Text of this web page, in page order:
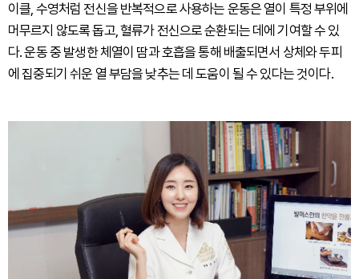
이클, 수영처럼 전신을 반복적으로 사용하는 운동은 열이 특정 부위에
머무르지 않도록 돕고, 혈류가 전신으로 순환되는 데에 기여할 수 있
다. 운동 중 발생한 체열이 땀과 호흡을 통해 배출되면서 상체와 두피
에 집중되기 쉬운 열 부담을 낮추는 데 도움이 될 수 있다는 것이다.